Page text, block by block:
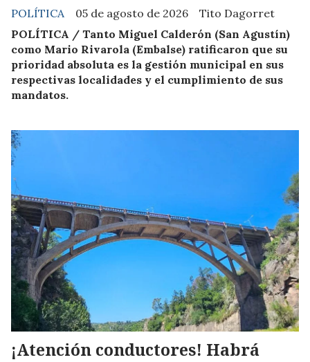
Tito Dagorret
POLÍTICA
05 de agosto de 2026
POLÍTICA / Tanto Miguel Calderón (San Agustín)
como Mario Rivarola (Embalse) ratificaron que su
prioridad absoluta es la gestión municipal en sus
respectivas localidades y el cumplimiento de sus
mandatos.
¡Atención conductores! Habrá